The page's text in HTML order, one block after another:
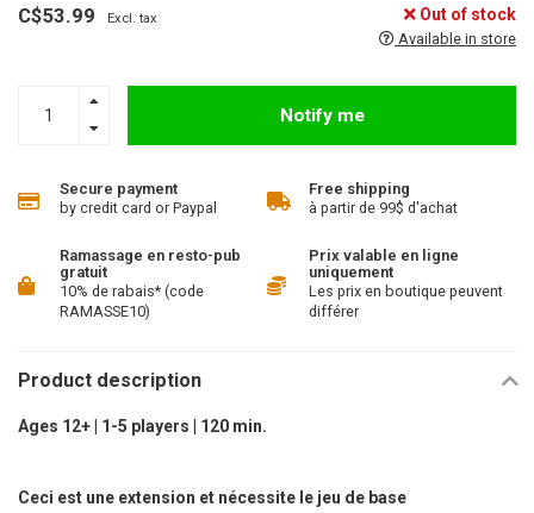
C$53.99 Excl. tax Out of stock
Available in store
Notify me
Secure payment
by credit card or Paypal
Free shipping
à partir de 99$ d'achat
Ramassage en resto-pub
gratuit
10% de rabais* (code
RAMASSE10)
Prix valable en ligne
uniquement
Les prix en boutique peuvent
différer
Product description
Ages 12+ | 1-5 players | 120 min.
Ceci est une extension et nécessite le jeu de base